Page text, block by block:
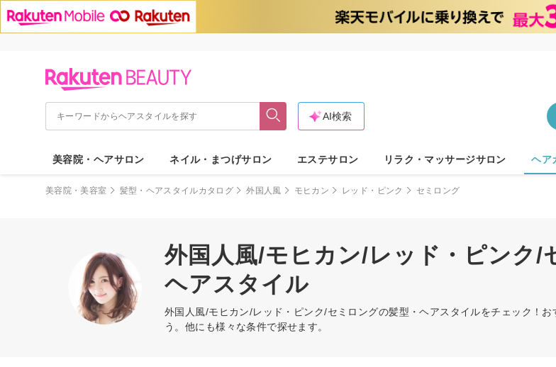
AI検索
美容院・ヘアサロン ネイル・まつげサロン エステサロン リラク・マッサージサロン ヘア
美容院・美容室 髪型・ヘアスタイルカタログ 外国人風 モヒカン レッド・ピンク セミロング
外国人風/モヒカン/レッド・ピンク/
ヘアスタイル
外国人風/モヒカン/レッド・ピンク/セミロングの髪型・ヘアスタイルをチェック！
う。他にも様々な条件で探せます。